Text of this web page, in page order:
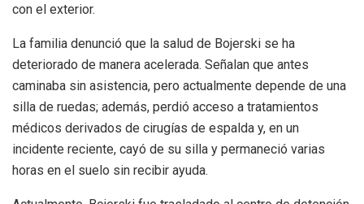
con el exterior.
La familia denunció que la salud de Bojerski se ha
deteriorado de manera acelerada. Señalan que antes
caminaba sin asistencia, pero actualmente depende de una
silla de ruedas; además, perdió acceso a tratamientos
médicos derivados de cirugías de espalda y, en un
incidente reciente, cayó de su silla y permaneció varias
horas en el suelo sin recibir ayuda.